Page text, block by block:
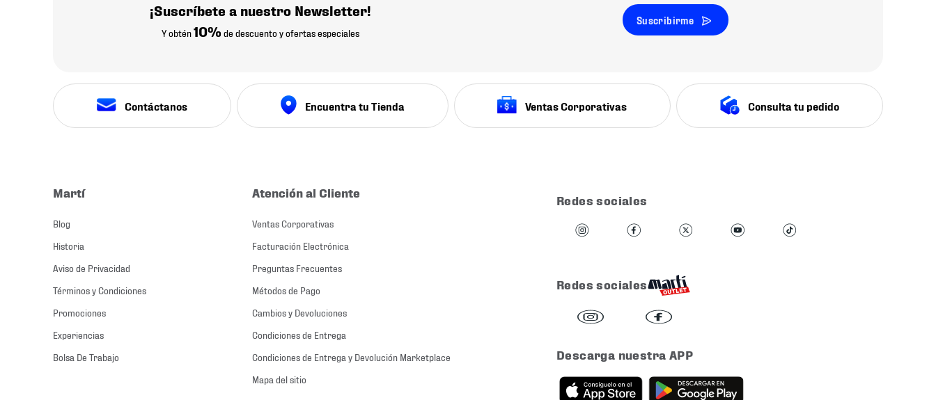
¡Suscríbete a nuestro Newsletter!
Y obtén10% de descuento y ofertas especiales
Suscribirme
Contáctanos Encuentra tu Tienda Ventas Corporativas Consulta tu pedido
Martí
Blog
Historia
Aviso de Privacidad
Términos y Condiciones
Promociones
Experiencias
Bolsa De Trabajo
Atención al Cliente
Ventas Corporativas
Facturación Electrónica
Preguntas Frecuentes
Métodos de Pago
Cambios y Devoluciones
Condiciones de Entrega
Condiciones de Entrega y Devolución Marketplace
Mapa del sitio
Redes sociales
Redes sociales
Descarga nuestra APP